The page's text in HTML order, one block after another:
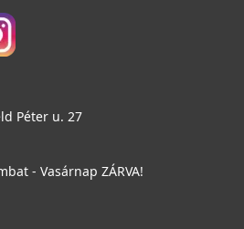
Péter u. 27
- Vasárnap ZÁRVA!